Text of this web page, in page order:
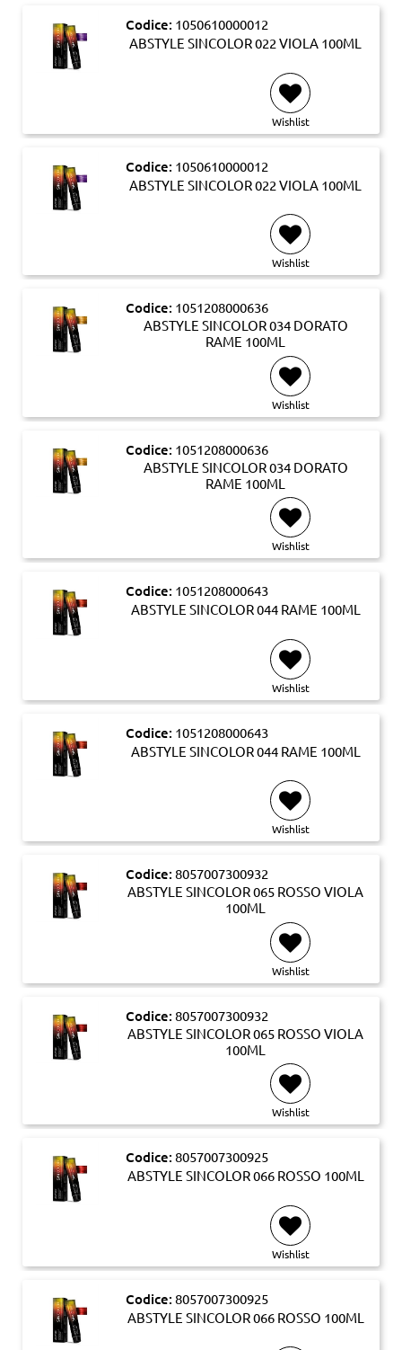
Codice: 1050610000012
ABSTYLE SINCOLOR 022 VIOLA 100ML
Wishlist
Codice: 1050610000012
ABSTYLE SINCOLOR 022 VIOLA 100ML
Wishlist
Codice: 1051208000636
ABSTYLE SINCOLOR 034 DORATO
RAME 100ML
Wishlist
Codice: 1051208000636
ABSTYLE SINCOLOR 034 DORATO
RAME 100ML
Wishlist
Codice: 1051208000643
ABSTYLE SINCOLOR 044 RAME 100ML
Wishlist
Codice: 1051208000643
ABSTYLE SINCOLOR 044 RAME 100ML
Wishlist
Codice: 8057007300932
ABSTYLE SINCOLOR 065 ROSSO VIOLA
100ML
Wishlist
Codice: 8057007300932
ABSTYLE SINCOLOR 065 ROSSO VIOLA
100ML
Wishlist
Codice: 8057007300925
ABSTYLE SINCOLOR 066 ROSSO 100ML
Wishlist
Codice: 8057007300925
ABSTYLE SINCOLOR 066 ROSSO 100ML